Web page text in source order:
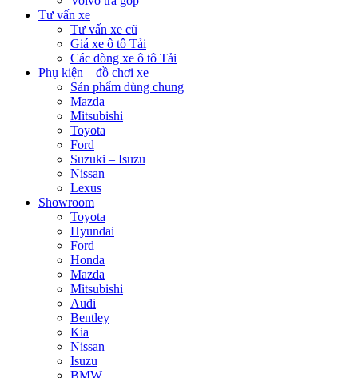
Tư vấn xe
Tư vấn xe cũ
Giá xe ô tô Tải
Các dòng xe ô tô Tải
Phụ kiện – đồ chơi xe
Sản phẩm dùng chung
Mazda
Mitsubishi
Toyota
Ford
Suzuki – Isuzu
Nissan
Lexus
Showroom
Toyota
Hyundai
Ford
Honda
Mazda
Mitsubishi
Audi
Bentley
Kia
Nissan
Isuzu
BMW